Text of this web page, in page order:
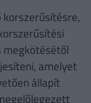
korszerűsítésre,
megkötésétől
amelyet
állapít